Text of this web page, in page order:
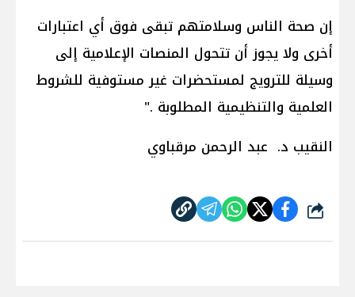
إن صحة الناس وسلامتهم تبقى فوق أي اعتبارات
أخرى ولا يجوز أن تتحول المنصات الإعلامية إلى
وسيلة للترويج لمستحضرات غير مستوفية للشروط
العلمية والتنظيمية المطلوبة ."
النقيب د. عبد الرحمن مرقباوي
شارك